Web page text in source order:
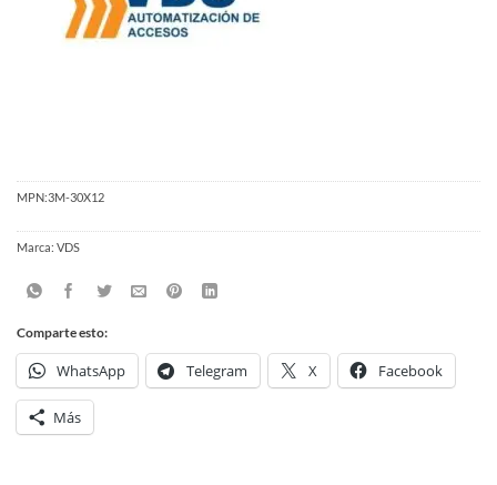
MPN:3M-30X12
Marca: VDS
Comparte esto:
WhatsApp Telegram X Facebook
Más